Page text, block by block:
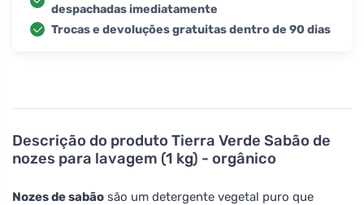
Descrição do produto Tierra Verde Sabão de
nozes para lavagem (1 kg) - orgânico
Nozes de sabão são um detergente vegetal puro que
despachadas imediatamente
Trocas e devoluções gratuitas dentro de 90 dias